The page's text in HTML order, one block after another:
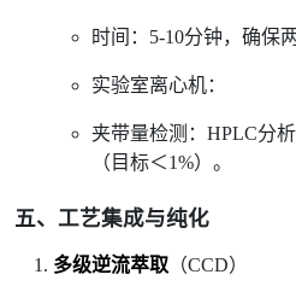
时间：5-10分钟，确保
实验室离心机：
夹带量检测：HPLC分
（目标＜1%）。
五、工艺集成与纯化
多级逆流萃取 （CCD）